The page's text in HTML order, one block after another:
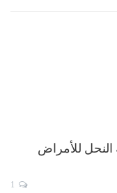
النحل للأمراض